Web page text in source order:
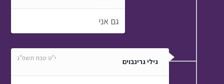
גם אני
גילי גרינבוים י"ט טבת תשפ"ג